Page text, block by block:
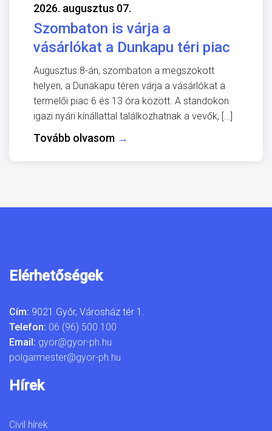
2026. augusztus 07.
Szombaton is várja a
vásárlókat a Dunkapu téri piac
Augusztus 8-án, szombaton a megszokott
helyen, a Dunakapu téren várja a vásárlókat a
termelői piac 6 és 13 óra között. A standokon
igazi nyári kínállattal találkozhatnak a vevők, […]
Tovább olvasom →
Elérhetőségek
Cím: 9021 Győr, Városház tér 1.
Telefon: 06 (96) 500 100
Email: gyor@gyor-ph.hu
polgarmester@gyor-ph.hu
Hírek
Civil hírek